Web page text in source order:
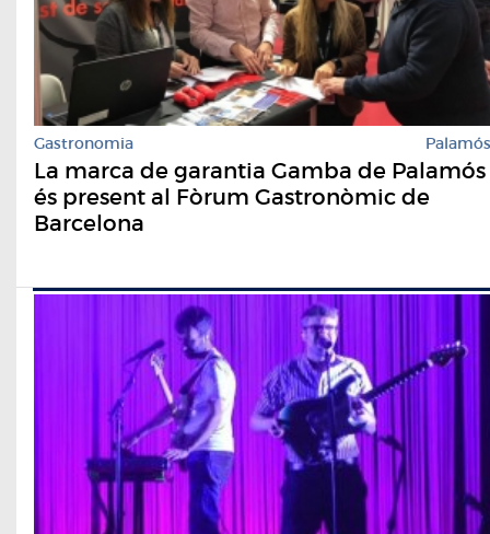
Gastronomia Palamós
La marca de garantia Gamba de Palamós
és present al Fòrum Gastronòmic de
Barcelona